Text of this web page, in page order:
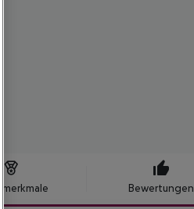
Bewertungen